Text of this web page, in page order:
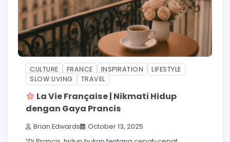
CULTURE FRANCE INSPIRATION
LIFESTYLE
SLOW LIVING
TRAVEL
La Vie Française | Nikmati Hidup
dengan Gaya Prancis
Brian Edwards October 13, 2025